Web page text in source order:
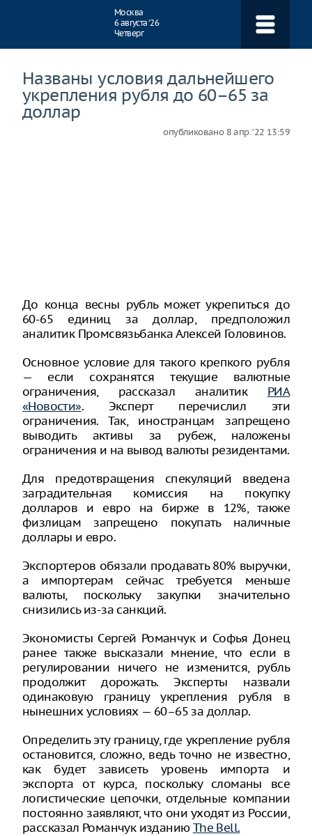
Москва
6 августа ‘26
Четверг
Названы условия дальнейшего
укрепления рубля до 60–65 за
доллар
опубликовано 8 апр. ‘22 13:59
До конца весны рубль может укрепиться до
60-65 единиц за доллар, предположил
аналитик Промсвязьбанка Алексей Головинов.
Основное условие для такого крепкого рубля
— если сохранятся текущие валютные
ограничения, рассказал аналитик РИА
«Новости». Эксперт перечислил эти
ограничения. Так, иностранцам запрещено
выводить активы за рубеж, наложены
ограничения и на вывод валюты резидентами.
Для предотвращения спекуляций введена
заградительная комиссия на покупку
долларов и евро на бирже в 12%, также
физлицам запрещено покупать наличные
доллары и евро.
Экспортеров обязали продавать 80% выручки,
а импортерам сейчас требуется меньше
валюты, поскольку закупки значительно
снизились из-за санкций.
Экономисты Сергей Романчук и Софья Донец
ранее также высказали мнение, что если в
регулировании ничего не изменится, рубль
продолжит дорожать. Эксперты назвали
одинаковую границу укрепления рубля в
нынешних условиях — 60–65 за доллар.
Определить эту границу, где укрепление рубля
остановится, сложно, ведь точно не известно,
как будет зависеть уровень импорта и
экспорта от курса, поскольку сломаны все
логистические цепочки, отдельные компании
постоянно заявляют, что они уходят из России,
рассказал Романчук изданиюThe Bell.